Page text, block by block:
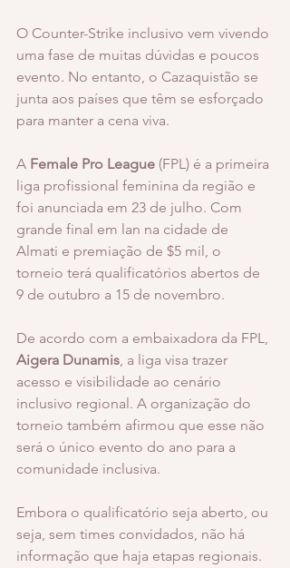
O Counter-Strike inclusivo vem vivendo
uma fase de muitas dúvidas e poucos
evento. No entanto, o Cazaquistão se
junta aos países que têm se esforçado
para manter a cena viva.
A Female Pro League (FPL) é a primeira
liga profissional feminina da região e
foi anunciada em 23 de julho. Com
grande final em lan na cidade de
Almati e premiação de $5 mil, o
torneio terá qualificatórios abertos de
9 de outubro a 15 de novembro.
De acordo com a embaixadora da FPL,
Aigera Dunamis, a liga visa trazer
acesso e visibilidade ao cenário
inclusivo regional. A organização do
torneio também afirmou que esse não
será o único evento do ano para a
comunidade inclusiva.
Embora o qualificatório seja aberto, ou
seja, sem times convidados, não há
informação que haja etapas regionais.